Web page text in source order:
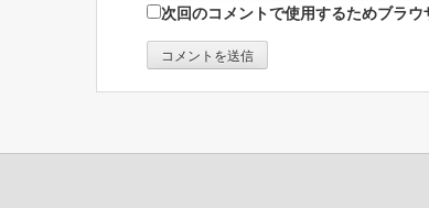
次回のコメントで使用するためブラ